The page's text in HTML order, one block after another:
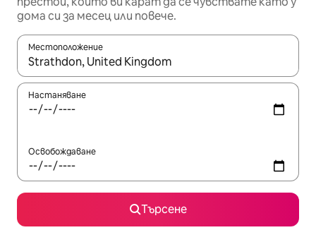
дома си за месец или повече.
Местоположение
Когато резултатите се покажат, използвайте
Настаняване
Освобождаване
Търсене